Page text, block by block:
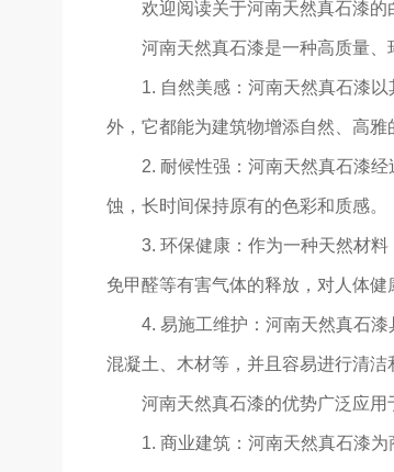
欢迎阅读关于河南天然真石漆的
河南天然真石漆是一种高质量、
1. 自然美感：河南天然真石漆
外，它都能为建筑物增添自然、高雅
2. 耐候性强：河南天然真石漆
蚀，长时间保持原有的色彩和质感。
3. 环保健康：作为一种天然材
免甲醛等有害气体的释放，对人体健
4. 易施工维护：河南天然真石
混凝土、木材等，并且容易进行清洁
河南天然真石漆的优势广泛应用
1. 商业建筑：河南天然真石漆